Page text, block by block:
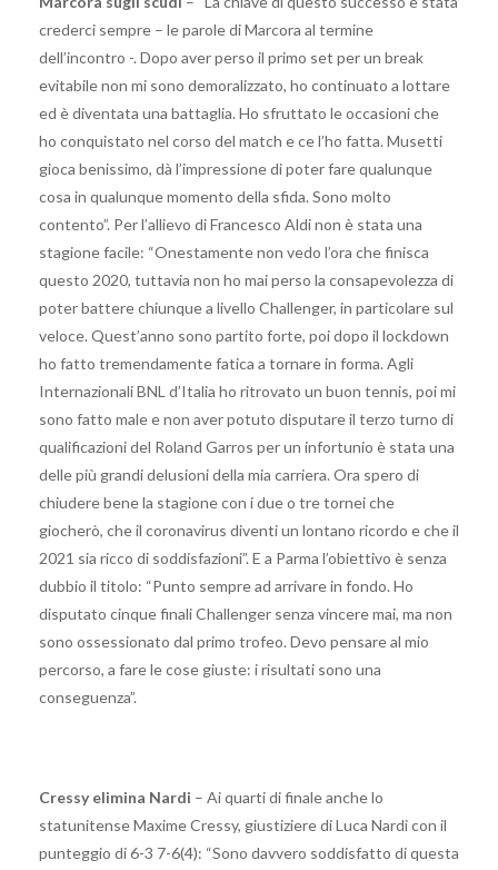
crederci sempre – le parole di Marcora al termine
dell’incontro -. Dopo aver perso il primo set per un break
evitabile non mi sono demoralizzato, ho continuato a lottare
ed è diventata una battaglia. Ho sfruttato le occasioni che
ho conquistato nel corso del match e ce l’ho fatta. Musetti
gioca benissimo, dà l’impressione di poter fare qualunque
cosa in qualunque momento della sfida. Sono molto
contento”. Per l’allievo di Francesco Aldi non è stata una
stagione facile: “Onestamente non vedo l’ora che finisca
questo 2020, tuttavia non ho mai perso la consapevolezza di
poter battere chiunque a livello Challenger, in particolare sul
veloce. Quest’anno sono partito forte, poi dopo il lockdown
ho fatto tremendamente fatica a tornare in forma. Agli
Internazionali BNL d’Italia ho ritrovato un buon tennis, poi mi
sono fatto male e non aver potuto disputare il terzo turno di
qualificazioni del Roland Garros per un infortunio è stata una
delle più grandi delusioni della mia carriera. Ora spero di
chiudere bene la stagione con i due o tre tornei che
giocherò, che il coronavirus diventi un lontano ricordo e che il
2021 sia ricco di soddisfazioni”. E a Parma l’obiettivo è senza
dubbio il titolo: “Punto sempre ad arrivare in fondo. Ho
disputato cinque finali Challenger senza vincere mai, ma non
sono ossessionato dal primo trofeo. Devo pensare al mio
percorso, a fare le cose giuste: i risultati sono una
conseguenza”.
Cressy elimina Nardi – Ai quarti di finale anche lo
statunitense Maxime Cressy, giustiziere di Luca Nardi con il
punteggio di 6-3 7-6(4): “Sono davvero soddisfatto di questa